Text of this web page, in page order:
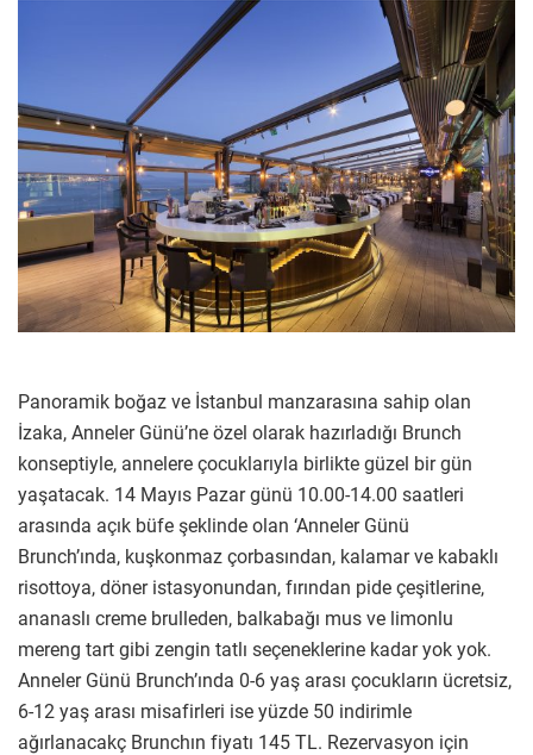
Panoramik boğaz ve İstanbul manzarasına sahip olan
İzaka, Anneler Günü’ne özel olarak hazırladığı Brunch
konseptiyle, annelere çocuklarıyla birlikte güzel bir gün
yaşatacak. 14 Mayıs Pazar günü 10.00-14.00 saatleri
arasında açık büfe şeklinde olan ‘Anneler Günü
Brunch’ında, kuşkonmaz çorbasından, kalamar ve kabaklı
risottoya, döner istasyonundan, fırından pide çeşitlerine,
ananaslı creme brulleden, balkabağı mus ve limonlu
mereng tart gibi zengin tatlı seçeneklerine kadar yok yok.
Anneler Günü Brunch’ında 0-6 yaş arası çocukların ücretsiz,
6-12 yaş arası misafirleri ise yüzde 50 indirimle
ağırlanacakç Brunchın fiyatı 145 TL. Rezervasyon için